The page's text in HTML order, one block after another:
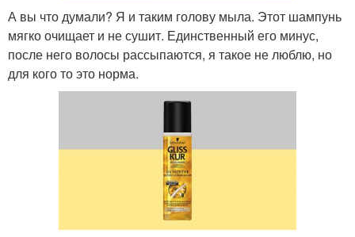
А вы что думали? Я и таким голову мыла. Этот шампунь
мягко очищает и не сушит. Единственный его минус,
после него волосы рассыпаются, я такое не люблю, но
для кого то это норма.